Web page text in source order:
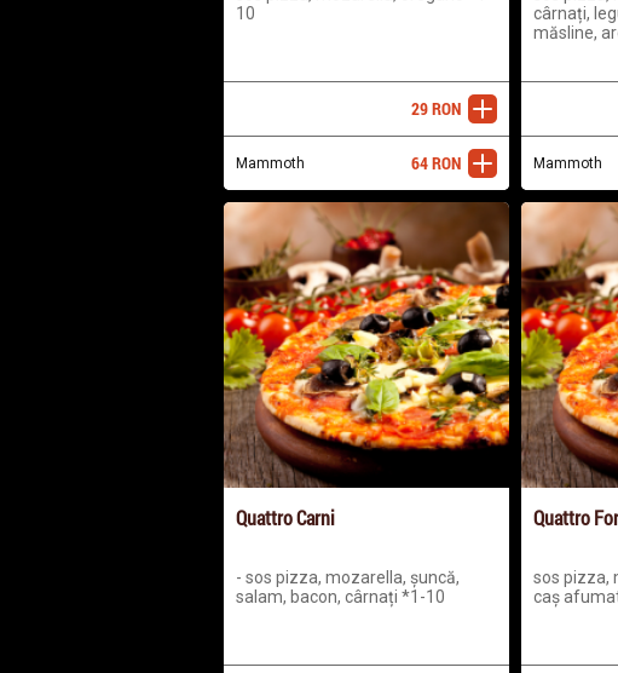
10
adaugă
29RON
Mammoth adaugă
64RON
cârnați,
măsline,
Mammoth
Quattro Carni
- sos pizza, mozarella, șuncă,
salam, bacon, cârnați *1-10
Quattro
sos pizza,
caș